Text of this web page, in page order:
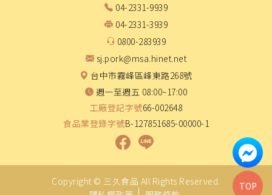
TOP
04-2331-9939
04-2331-3939
0800-283939
sj.pork@msa.hinet.net
台中市霧峰區峰東路268號
週一至週五 08:00~17:00
工廠登記字號66-002648
食品業登錄字號B-127851685-00000-1
Copyright © 三久食品 All Rights Reserved.